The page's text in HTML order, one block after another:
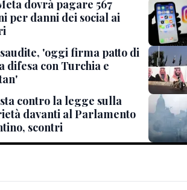
dovrà pagare 567
per danni dei social ai
'oggi firma patto di
difesa con Turchia e
contro la legge sulla
davanti al Parlamento
scontri